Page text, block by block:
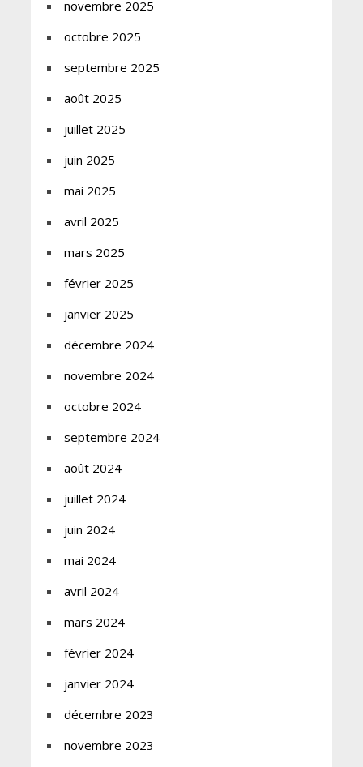
novembre 2025
octobre 2025
septembre 2025
août 2025
juillet 2025
juin 2025
mai 2025
avril 2025
mars 2025
février 2025
janvier 2025
décembre 2024
novembre 2024
octobre 2024
septembre 2024
août 2024
juillet 2024
juin 2024
mai 2024
avril 2024
mars 2024
février 2024
janvier 2024
décembre 2023
novembre 2023